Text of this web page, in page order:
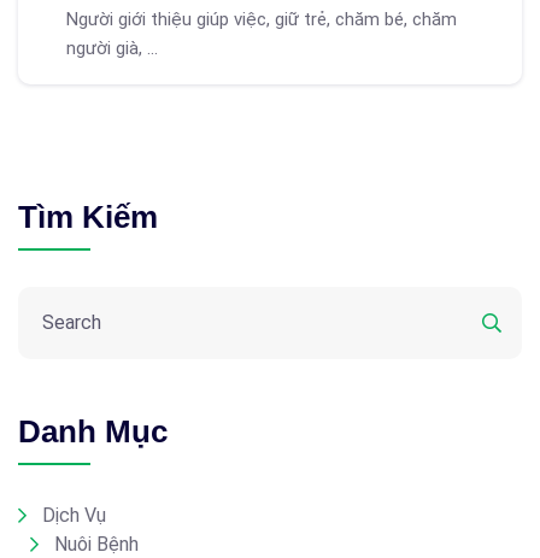
Người giới thiệu giúp việc, giữ trẻ, chăm bé, chăm
người già, ...
Tìm Kiếm
Danh Mục
Dịch Vụ
Nuôi Bệnh